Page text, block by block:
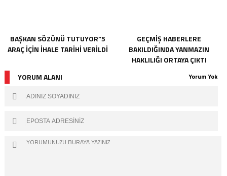
BAŞKAN SÖZÜNÜ TUTUYOR”5
ARAÇ IÇIN İHALE TARIHI VERILDI
GEÇMIŞ HABERLERE
BAKILDIĞINDA YANMAZIN
HAKLILIĞI ORTAYA ÇIKTI
YORUM ALANI
Yorum Yok